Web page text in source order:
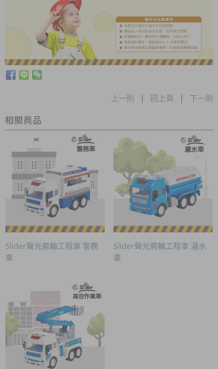
上一則 | 回上頁 | 下一則
相關商品
Slider聲光磨輪工程車 警務
車
Slider聲光磨輪工程車 灑水
車